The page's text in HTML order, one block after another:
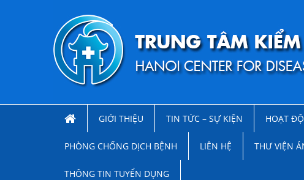
GIỚI THIỆU TIN TỨC – SỰ KIỆN HOẠT
PHÒNG CHỐNG DỊCH BỆNH LIÊN HỆ THƯ VIỆN
THÔNG TIN TUYỂN DỤNG